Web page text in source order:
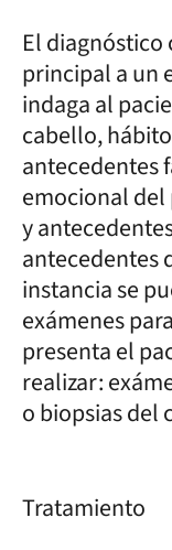
El
principal a un
indaga al
cabello,
antecedentes
emocional
y
antecedentes
instancia se
exámenes
presenta el
realizar:
o biopsias del
Tratamiento